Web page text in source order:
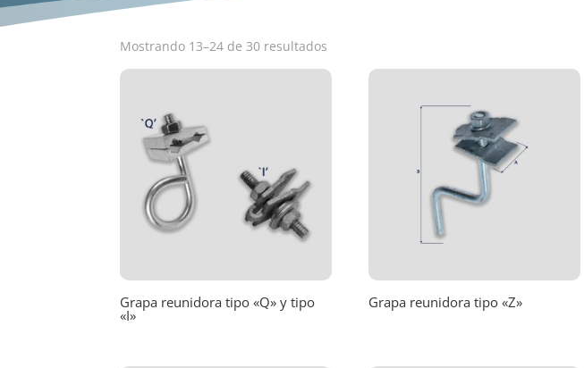
Mostrando 13–24 de 30 resultados
Grapa reunidora tipo «Q» y tipo
«I»
Grapa reunidora tipo «Z»